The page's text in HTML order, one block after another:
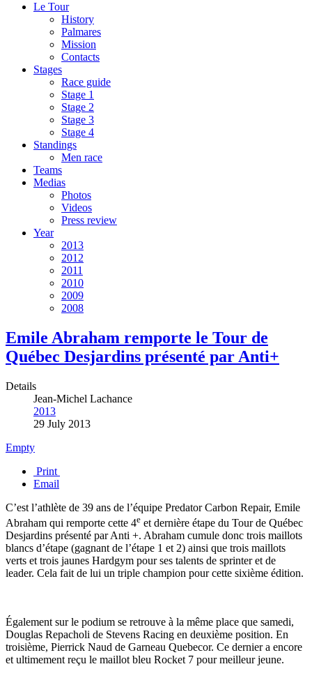
Le Tour
History
Palmares
Mission
Contacts
Stages
Race guide
Stage 1
Stage 2
Stage 3
Stage 4
Standings
Men race
Teams
Medias
Photos
Videos
Press review
Year
2013
2012
2011
2010
2009
2008
Emile Abraham remporte le Tour de
Québec Desjardins présenté par Anti+
Details
Jean-Michel Lachance
2013
29 July 2013
Empty
Print
Email
C’est l’athlète de 39 ans de l’équipe Predator Carbon Repair, Emile
Abraham qui remporte cette 4e et dernière étape du Tour de Québec
Desjardins présenté par Anti +. Abraham cumule donc trois maillots
blancs d’étape (gagnant de l’étape 1 et 2) ainsi que trois maillots
verts et trois jaunes Hardgym pour ses talents de sprinter et de
leader. Cela fait de lui un triple champion pour cette sixième édition.
Également sur le podium se retrouve à la même place que samedi,
Douglas Repacholi de Stevens Racing en deuxième position. En
troisième, Pierrick Naud de Garneau Quebecor. Ce dernier a encore
et ultimement reçu le maillot bleu Rocket 7 pour meilleur jeune.